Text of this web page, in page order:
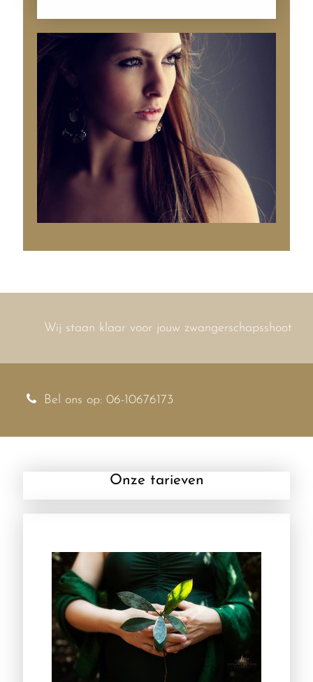
Wij staan klaar voor jouw zwangerschapsshoot
Bel ons op: 06-10676173
Onze tarieven